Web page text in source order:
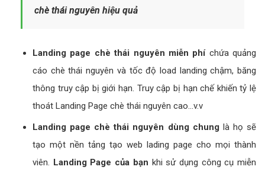
chè thái nguyên hiệu quả
Landing page chè thái nguyên miễn phíchứa quảng
cáo chè thái nguyên và tốc độ load landing chậm, băng
thông truy cập bị giới hạn. Truy cập bị hạn chế khiến tỷ lệ
thoát Landing Page chè thái nguyên cao...v.v
Landing page chè thái nguyên dùng chung là họ sẽ
tạo một nền tảng tạo web lading page cho mọi thành
viên. Landing Page của bạn khi sử dụng công cụ miễn